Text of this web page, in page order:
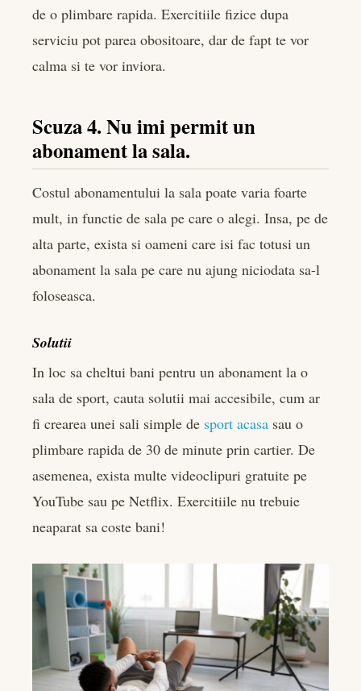
de o plimbare rapida. Exercitiile fizice dupa
serviciu pot parea obositoare, dar de fapt te vor
calma si te vor inviora.
Scuza 4. Nu imi permit un
abonament la sala.
Costul abonamentului la sala poate varia foarte
mult, in functie de sala pe care o alegi. Insa, pe de
alta parte, exista si oameni care isi fac totusi un
abonament la sala pe care nu ajung niciodata sa-l
foloseasca.
Solutii
In loc sa cheltui bani pentru un abonament la o
sala de sport, cauta solutii mai accesibile, cum ar
fi crearea unei sali simple de sport acasa sau o
plimbare rapida de 30 de minute prin cartier. De
asemenea, exista multe videoclipuri gratuite pe
YouTube sau pe Netflix. Exercitiile nu trebuie
neaparat sa coste bani!